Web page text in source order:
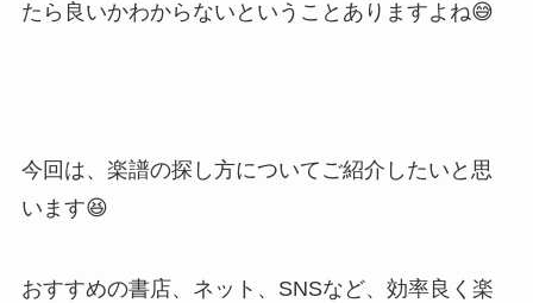
たら良いかわからないということありますよね😅
今回は、楽譜の探し方についてご紹介したいと思
います😆
おすすめの書店、ネット、SNSなど、効率良く楽